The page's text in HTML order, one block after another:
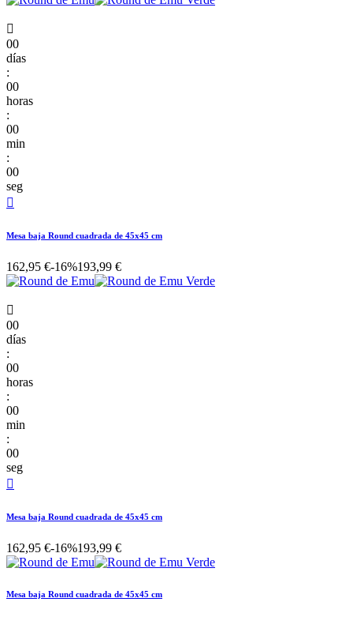

00
días
:
00
horas
:
00
min
:
00
seg

Mesa baja Round cuadrada de 45x45 cm
162,95 €-16%193,99 €

00
días
:
00
horas
:
00
min
:
00
seg

Mesa baja Round cuadrada de 45x45 cm
162,95 €-16%193,99 €
Mesa baja Round cuadrada de 45x45 cm